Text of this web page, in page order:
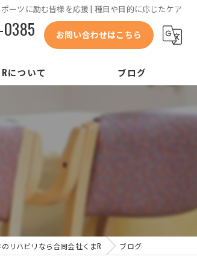
ーツに励む皆様を応援 | 種目や目的に応じたケア
お問い合わせはこちら
について ブログ
リハビリなら合同会社くまR ブログ